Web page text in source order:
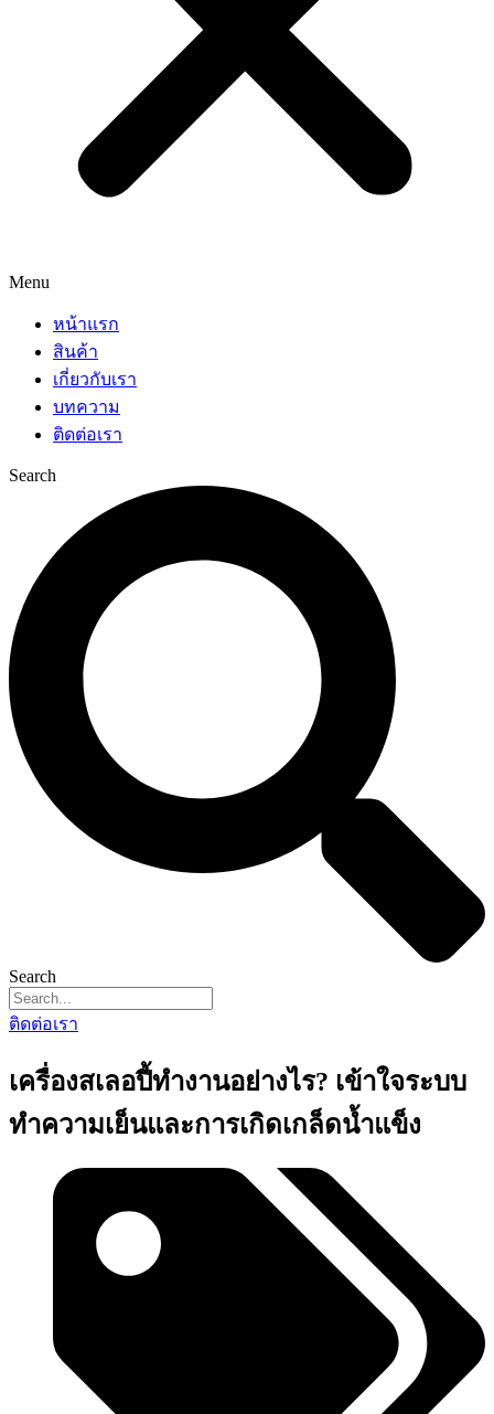
Menu
หน้าแรก
สินค้า
เกี่ยวกับเรา
บทความ
ติดต่อเรา
Search
Search
ติดต่อเรา
เครื่องสเลอปี้ทำงานอย่างไร? เข้าใจระบบ
ทำความเย็นและการเกิดเกล็ดน้ำแข็ง